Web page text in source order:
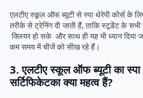
एलटीए स्कूल ऑफ ब्यूटी से स्पा थेरेपी कोर्स के
तरीके से ट्रेनिंग दी जाती हैं, ताकि स्टूडेंट के
क्लियर हो सके और साथ ही यह भी ध्यान दिया
कम समय में चीजें को सीख रहे हैं।
3. एलटीए स्कूल ऑफ ब्यूटी का स्पा
सर्टिफिकेटका क्या महत्व हैं?